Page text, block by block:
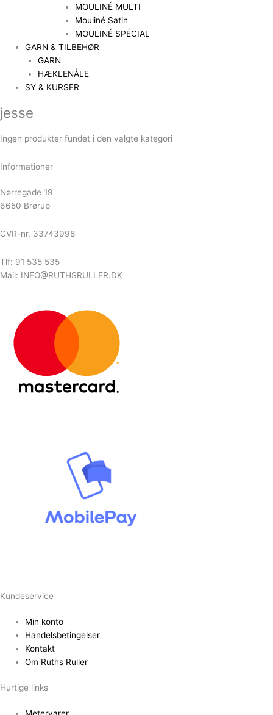
MOULINÉ MULTI
Mouliné Satin
MOULINÉ SPÉCIAL
GARN & TILBEHØR
GARN
HÆKLENÅLE
SY & KURSER
jesse
Ingen produkter fundet i den valgte kategori
Informationer
Nørregade 19
6650 Brørup
CVR-nr. 33743998
Tlf: 91 535 535
Mail: INFO@RUTHSRULLER.DK
Kundeservice
Min konto
Handelsbetingelser
Kontakt
Om Ruths Ruller
Hurtige links